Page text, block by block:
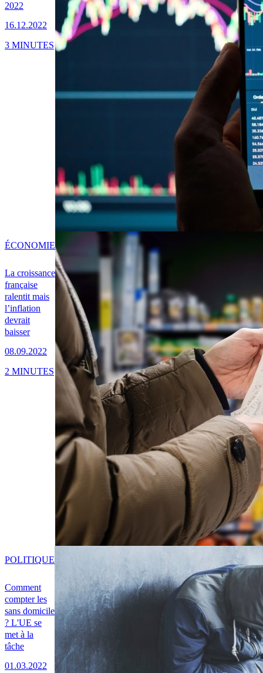
2022
16.12.2022
3 MINUTES
La croissance
française
ralentit mais
l’inflation
devrait
baisser
08.09.2022
ÉCONOMIE
2 MINUTES
Comment
compter les
sans domicile
? L'UE se
met à la
tâche
01.03.2022
POLITIQUE